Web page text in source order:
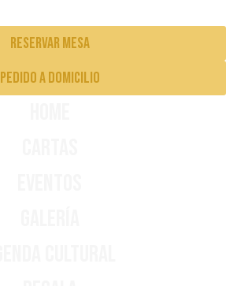
Reservar mesa
pedido a domicilio